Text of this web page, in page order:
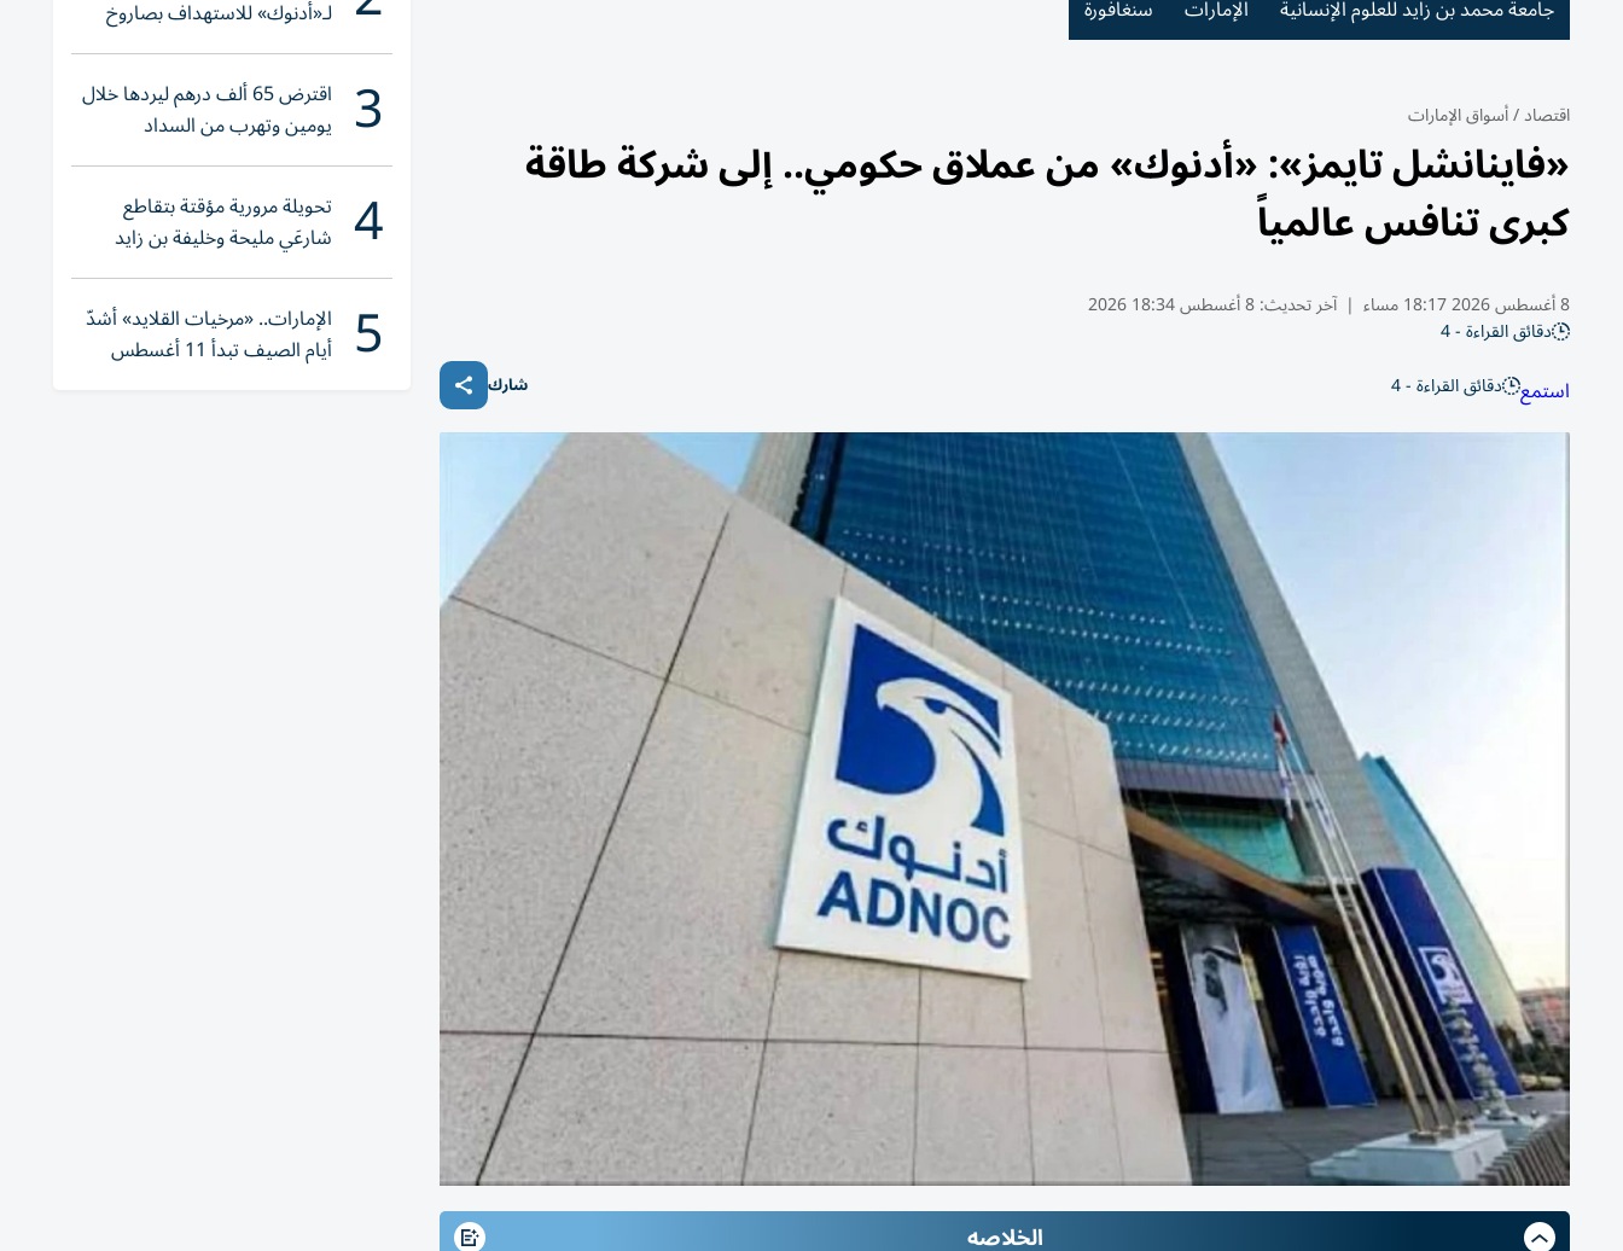
جامعة محمد بن زايد للعلوم الإنسانية الإمارات سنغافورة
اقتصاد/أسواق الإمارات
«فاينانشل تايمز»: «أدنوك» من عملاق حكومي.. إلى شركة طاقة
كبرى تنافس عالمياً
8 أغسطس 2026 18:17 مساء | آخر تحديث:8 أغسطس 18:34 2026
دقائق القراءة - 4
استمع دقائق القراءة - 4 شارك
الخلاصه
لـ«أدنوك» للاستهداف بصاروخ
أثناء عبورها «هرمز»
3 اقترض 65 ألف درهم ليردها خلال
يومين وتهرب من السداد
4 تحويلة مرورية مؤقتة بتقاطع
شارعَي مليحة وخليفة بن زايد
5 الإمارات.. «مرخيات القلايد» أشدّ
أيام الصيف تبدأ 11 أغسطس